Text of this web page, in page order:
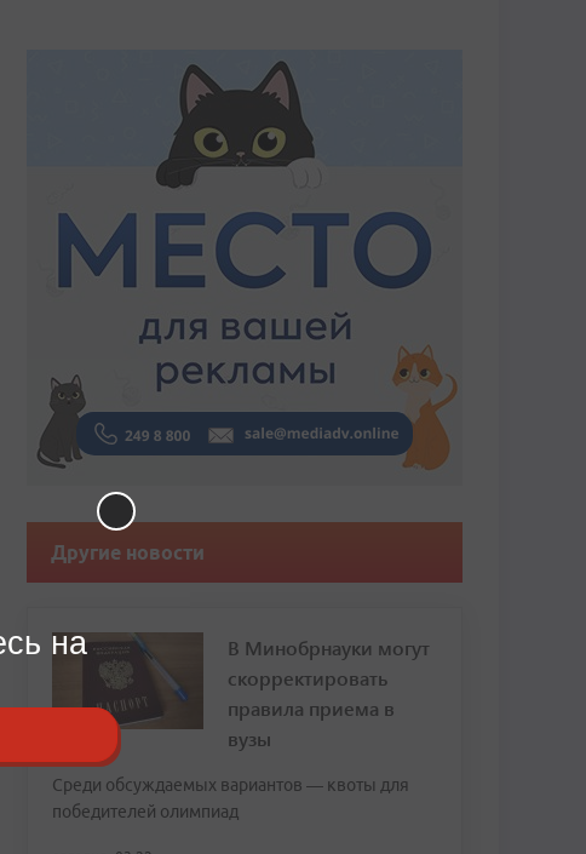
Другие новости
В Минобрнауки могут
скорректировать
правила приема в
вузы
Среди обсуждаемых вариантов — квоты для
победителей олимпиад
на